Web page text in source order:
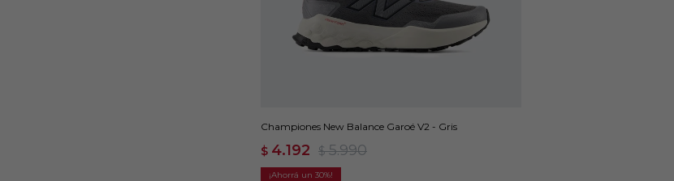
Championes New Balance Garoé V2 - Gris
$ 4.192 $ 5.990
30